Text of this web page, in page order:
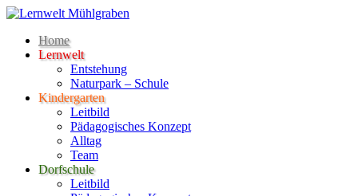
Home
Lernwelt
Entstehung
Naturpark – Schule
Kindergarten
Leitbild
Pädagogisches Konzept
Alltag
Team
Dorfschule
Leitbild